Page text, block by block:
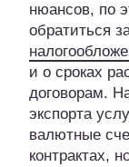
нюансов, по
обратиться
и о сроках
договорам.
экспорта
валютные
контрактах,